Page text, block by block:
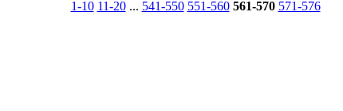
1-10 11-20 ... 541-550 551-560 561-570 571-576